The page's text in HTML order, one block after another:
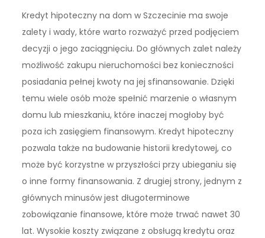
Kredyt hipoteczny na dom w Szczecinie ma swoje
zalety i wady, które warto rozważyć przed podjęciem
decyzji o jego zaciągnięciu. Do głównych zalet należy
możliwość zakupu nieruchomości bez konieczności
posiadania pełnej kwoty na jej sfinansowanie. Dzięki
temu wiele osób może spełnić marzenie o własnym
domu lub mieszkaniu, które inaczej mogłoby być
poza ich zasięgiem finansowym. Kredyt hipoteczny
pozwala także na budowanie historii kredytowej, co
może być korzystne w przyszłości przy ubieganiu się
o inne formy finansowania. Z drugiej strony, jednym z
głównych minusów jest długoterminowe
zobowiązanie finansowe, które może trwać nawet 30
lat. Wysokie koszty związane z obsługą kredytu oraz